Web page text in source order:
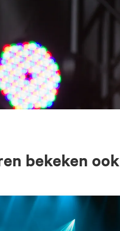
bekeken ook